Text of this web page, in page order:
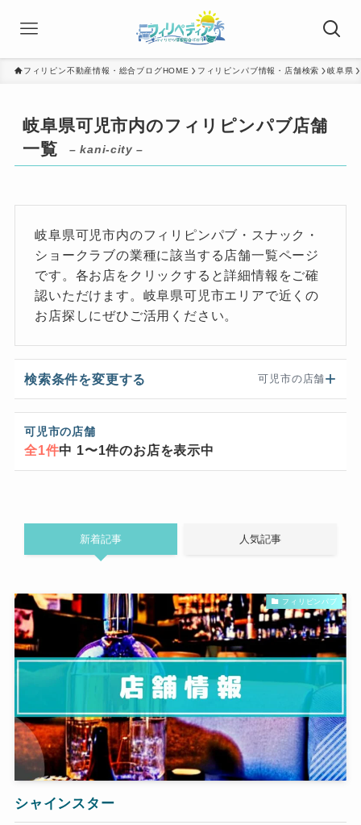
フィリピン不動産情報・総合ブログHOME フィリピンパブ情報・店舗検索 岐阜県
岐阜県可児市内のフィリピンパブ店舗
一覧
– kani-city –
岐阜県可児市内のフィリピンパブ・スナック・
ショークラブの業種に該当する店舗一覧ページ
です。各お店をクリックすると詳細情報をご確
認いただけます。岐阜県可児市エリアで近くの
お店探しにぜひご活用ください。
検索条件を変更する 可児市の店舗
可児市の店舗
全1件中 1〜1件のお店を表示中
新着記事 人気記事
フィリピンパブ
シャインスター